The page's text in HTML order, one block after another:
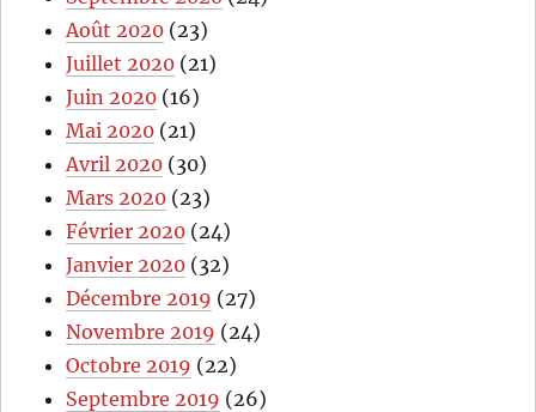
Août 2020 (23)
Juillet 2020 (21)
Juin 2020 (16)
Mai 2020 (21)
Avril 2020 (30)
Mars 2020 (23)
Février 2020 (24)
Janvier 2020 (32)
Décembre 2019 (27)
Novembre 2019 (24)
Octobre 2019 (22)
Septembre 2019 (26)